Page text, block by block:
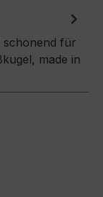
schonend für
made in